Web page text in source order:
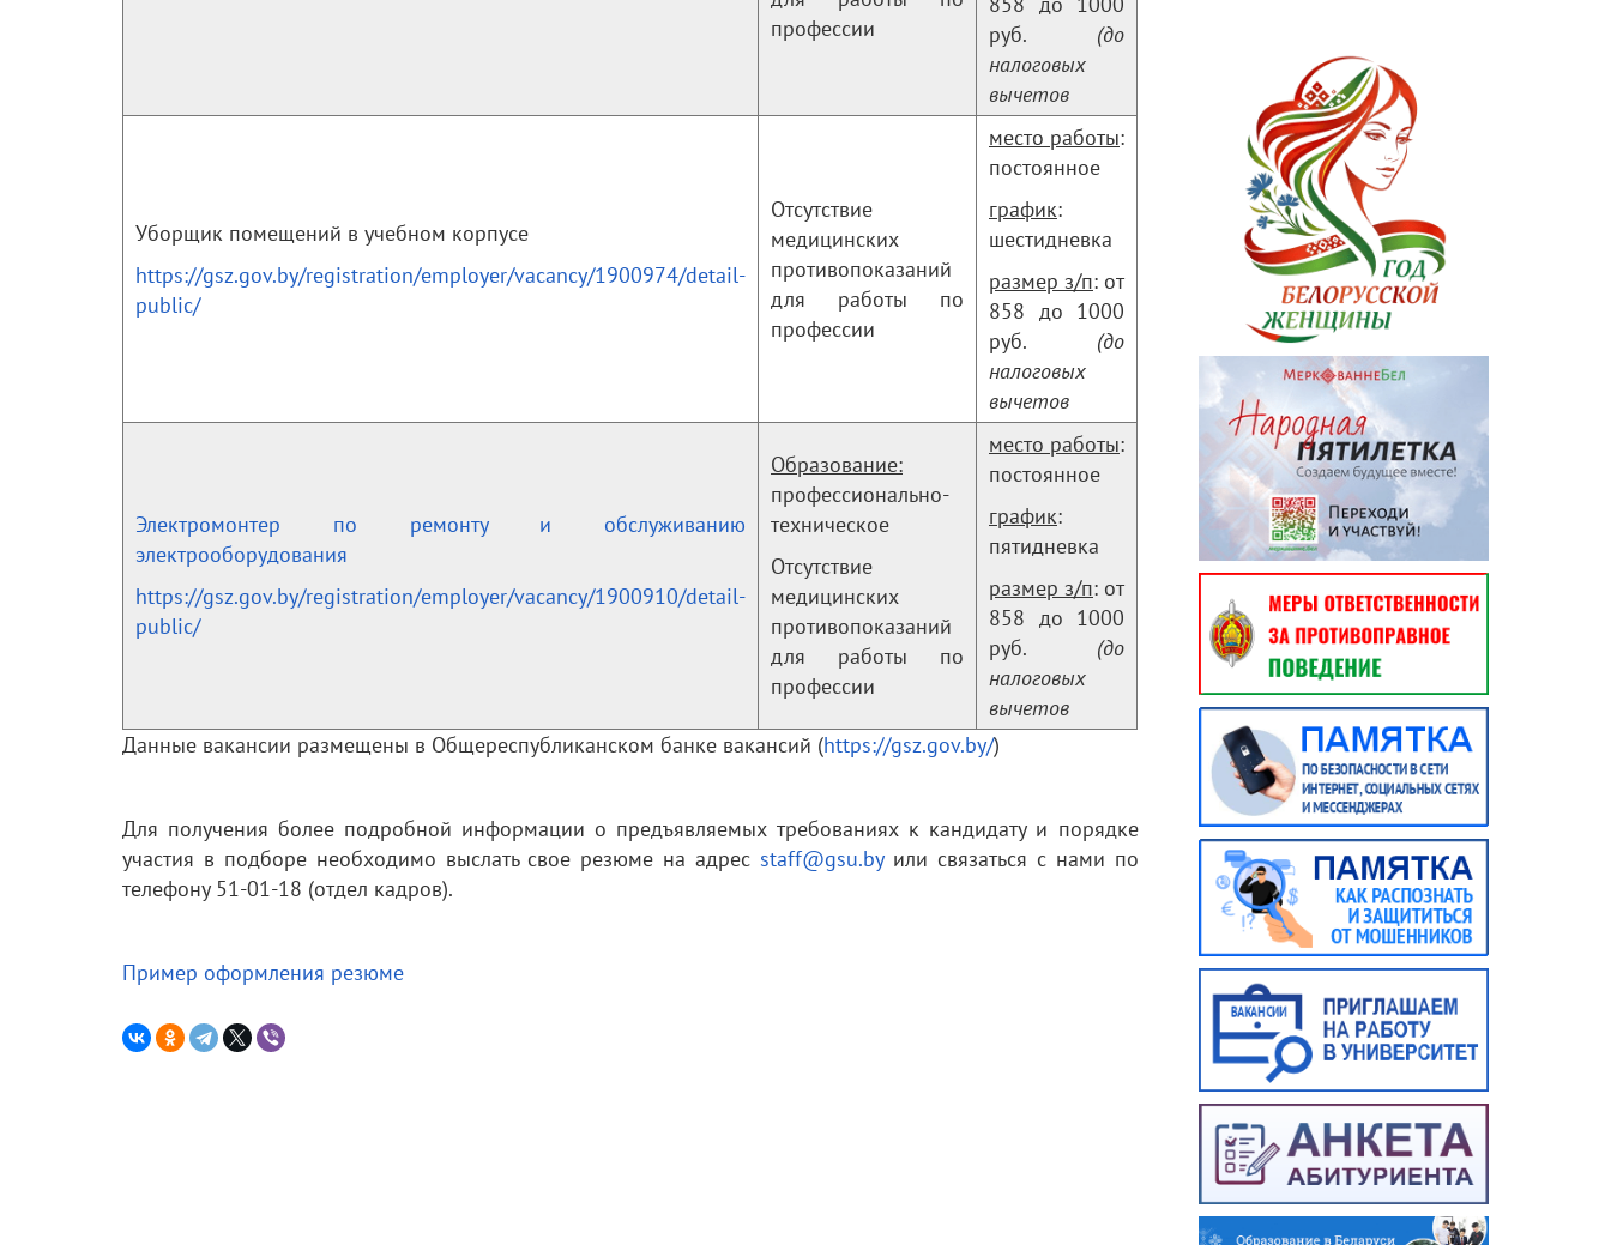
профессии
руб. (до
налоговых
вычетов
Уборщик помещений в учебном корпусе
https://gsz.gov.by/registration/employer/vacancy/1900974/detail-
public/
Отсутствие
медицинских
противопоказаний
для работы по
профессии
место работы:
постоянное
график:
шестидневка
размер з/п: от
858 до 1000
руб. (до
налоговых
вычетов
Электромонтер по ремонту и обслуживанию
электрооборудования
https://gsz.gov.by/registration/employer/vacancy/1900910/detail-
public/
Образование:
профессионально-
техническое
Отсутствие
медицинских
противопоказаний
для работы по
профессии
место работы:
постоянное
график:
пятидневка
размер з/п: от
858 до 1000
руб. (до
налоговых
вычетов
Данные вакансии размещены в Общереспубликанском банке вакансий (https://gsz.gov.by/)
Для получения более подробной информации о предъявляемых требованиях к кандидату и порядке
участия в подборе необходимо выслать свое резюме на адрес staff@gsu.byили связаться с нами по
телефону 51-01-18 (отдел кадров).
Пример оформления резюме